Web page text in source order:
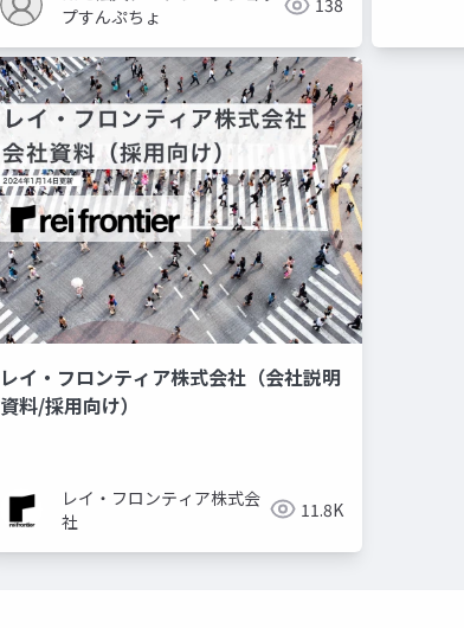
プすんぷちょ
138
レイ・フロンティア株式会社（会社説明
資料/採用向け）
レイ・フロンティア株式会
社
11.8K